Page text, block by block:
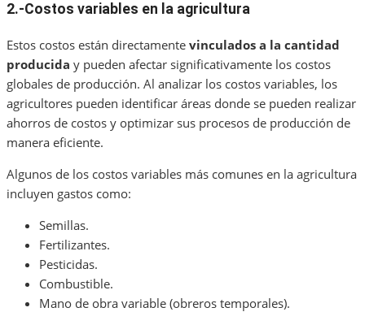
2.-Costos variables en la agricultura
Estos costos están directamente vinculados a la cantidad
producida y pueden afectar significativamente los costos
globales de producción. Al analizar los costos variables, los
agricultores pueden identificar áreas donde se pueden realizar
ahorros de costos y optimizar sus procesos de producción de
manera eficiente.
Algunos de los costos variables más comunes en la agricultura
incluyen gastos como:
Semillas.
Fertilizantes.
Pesticidas.
Combustible.
Mano de obra variable (obreros temporales).